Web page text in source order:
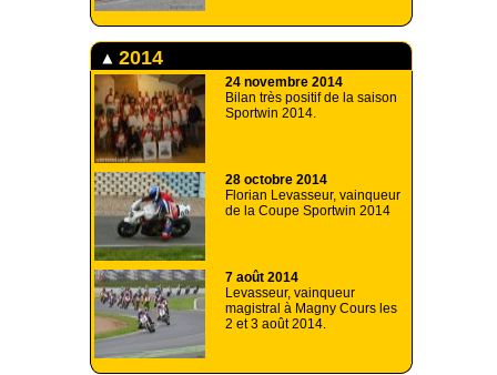
2014
24 novembre 2014
Bilan très positif de la saison
Sportwin 2014.
28 octobre 2014
Florian Levasseur, vainqueur
de la Coupe Sportwin 2014
7 août 2014
Levasseur, vainqueur
magistral à Magny Cours les
2 et 3 août 2014.